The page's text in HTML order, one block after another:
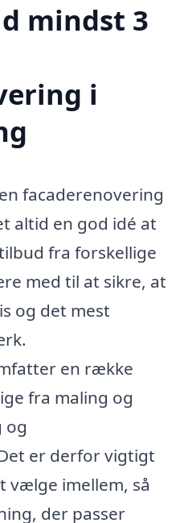
mindst 3
i
facaderenovering
altid en god idé at
fra forskellige
med til at sikre, at
og det mest
en række
fra maling og
og
er derfor vigtigt
vælge imellem, så
der passer